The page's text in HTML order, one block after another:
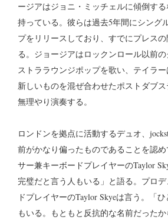
ージアはジョニ・ミッチェルに傾倒す
持っている。彼らは過去5年間にシング
プをリリースしており、すでにプレス
る。ジョージアはロックンロール以前
ストララウンジポップを歌い、テイラ
新しいものを混ぜ合わせたポストダブ
無理やり演奏する。
ロンドンを拠点に活動するデュオ、
前がかなり偏ったものであることを認
サー兼キーボードプレイヤーのTaylor
完璧だと言う人もいる」と語る。プロ
ドプレイヤーのTaylor Skyeは言う。「
もいる。もともと反抗的な名前だった